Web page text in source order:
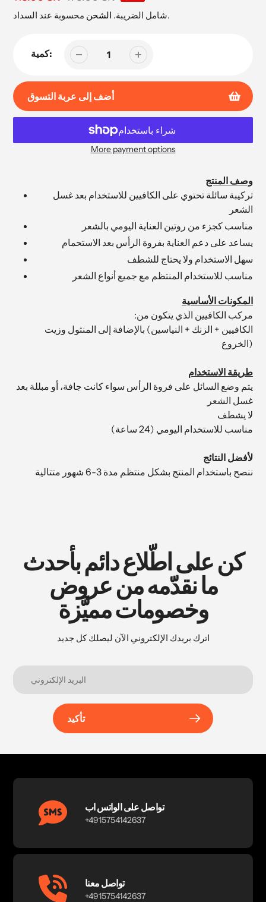
البيع
شامل الضريبة. الشحن محسوبة عند السداد.
كمية:
أضف إلى عربة التسوق
More payment options
عربة
الخاصة
وصف المنتج
تركيبة سائلة تحتوي على الكافيين للاستخدام بعد غسل
الشعر
مناسب كجزء من روتين العناية اليومي بالشعر
يساعد على دعم العناية بفروة الرأس بعد الاستحمام
سهل الاستخدام ولا يحتاج للشطف
مناسب للاستخدام المنتظم مع جميع أنواع الشعر
المكونات الأساسية
:مركب الكافيين الذي يتكون من
الكافيين + الزنك + النياسين) بالإضافة إلى المنثول وزيت
الخروع)
طريقة الاستخدام
يتم وضع السائل على فروة الرأس سواء كانت جافة، أو مبللة بعد
غسل الشعر
لا يشطف
مناسب للاستخدام اليومي (24 ساعة)
لأفضل النتائج
ننصح باستخدام المنتج بشكل منتظم مدة 3-6 شهور متتالية
كن على اطّلاع دائم بأحدث
ما نقدّمه من عروض
وخصومات مميَّزة
اترك بريدك الإلكتروني الآن ليصلك كل جديد
تأكيد
تواصل على الواتس اب
+4915754142637
تواصل معنا
+4915754142637